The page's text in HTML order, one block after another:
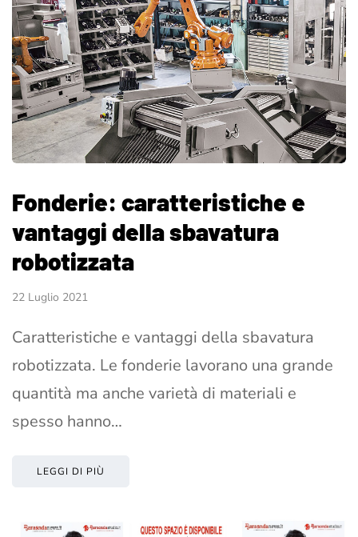
Fonderie: caratteristiche e
vantaggi della sbavatura
robotizzata
22 Luglio 2021
Caratteristiche e vantaggi della sbavatura
robotizzata. Le fonderie lavorano una grande
quantità ma anche varietà di materiali e
spesso hanno…
LEGGI DI PIÙ